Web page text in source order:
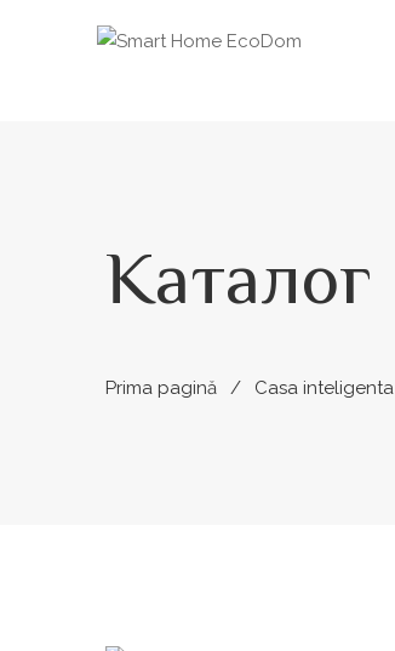
Каталог
Prima pagină Casa inteligenta